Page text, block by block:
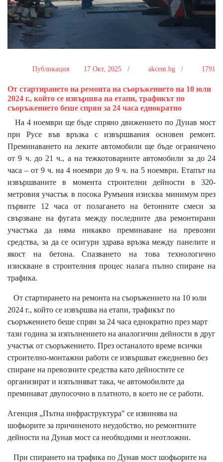
Публикация 17 Окт, 2025 / akcent.bg / 1791
От стартирането на ремонта на съоръжението на 10 юли
2024 г., който се извършва на етапи, трафикът по
съоръжението беше спрян за 24 часа еднократно
На 4 ноември ще бъде спряно движението по Дунав мост
при Русе във връзка с извършвания основен ремонт.
Преминаването на леките автомобили ще бъде ограничено
от 9 ч. до 21 ч., а на тежкотоварните автомобили за до 24
часа – от 9 ч. на 4 ноември до 9 ч. на 5 ноември. Етапът на
извършваните в момента строителни дейности в 320-
метровия участък в посока Румъния изисква минимум през
първите 12 часа от полагането на бетонните смеси за
свързване на фугата между последните два ремонтирани
участъка да няма никакво преминаване на превозни
средства, за да се осигури здрава връзка между панелите и
якост на бетона. Спазването на това технологично
изискване в строителния процес налага пълно спиране на
трафика.
От стартирането на ремонта на съоръжението на 10 юли
2024 г., който се извършва на етапи, трафикът по
съоръжението беше спрян за 24 часа еднократно през март
тази година за изпълнението на аналогични дейности в друг
участък от съоръжението. През останалото време всички
строително-монтажни работи се извършват ежедневно без
спиране на превозните средства като дейностите се
организират и изпълняват така, че автомобилите да
преминават двупосочно в платното, в което не се работи.
Агенция „Пътна инфраструктура" се извинява на
шофьорите за причиненото неудобство, но ремонтните
дейности на Дунав мост са необходими и неотложни.
При спирането на трафика по Дунав мост шофьорите на